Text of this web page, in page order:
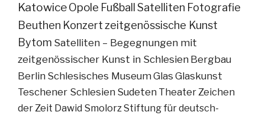
KatowiceOpole FußballSatelliten Fotografie
Beuthen Konzertzeitgenössische Kunst
Bytom Satelliten – Begegnungen mit
zeitgenössischer Kunst in Schlesien Bergbau
Berlin Schlesisches MuseumGlas Glaskunst
Teschener Schlesien Sudeten TheaterZeichen
der Zeit Dawid SmolorzStiftung für deutsch-